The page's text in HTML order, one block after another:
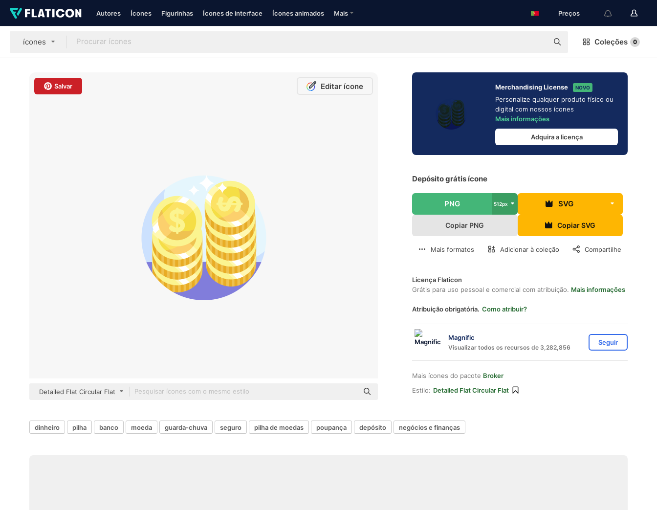
Autores Ícones Figurinhas Ícones de interface Ícones animados Mais Preços
ícones Coleções 0
Salvar Editar ícone
Detailed Flat Circular Flat
Merchandising License NOVO
Personalize qualquer produto físico ou
digital com nossos ícones
Mais informações
Adquira a licença
Depósito grátis ícone
PNG 512px SVG
Copiar PNG Copiar SVG
Mais formatos Adicionar à coleção Compartilhe
Licença Flaticon
Grátis para uso pessoal e comercial com atribuição. Mais informações
Atribuição obrigatória. Como atribuir?
Magnific
Visualizar todos os recursos de 3,282,856
Seguir
Mais ícones do pacote Broker
Estilo: Detailed Flat Circular Flat
dinheiro pilha banco moeda guarda-chuva seguro pilha de moedas poupança depósito negócios e finanças